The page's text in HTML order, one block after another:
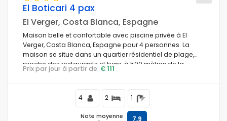
El Boticari 4 pax
El Verger, Costa Blanca, Espagne
Maison belle et confortable avec piscine privée à El
Verger, Costa Blanca, Espagne pour 4 personnes. La
maison se situe dans un quartier résidentiel de plage,
proche des restaurants et bars, à 500 mètres de la
plage Playa L'Almadrava et à 500 mètres de la mer
Prix par jour à partir de: € 111
4 2 1
Note moyenne 7,9